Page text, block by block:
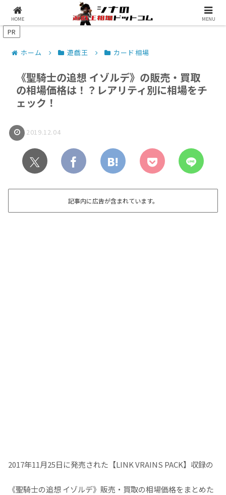
シナコムについて
PR
ホーム 遊戯王 カード相場
《聖騎士の追想 イゾルデ》の販売・買取
の相場価格は！？レアリティ別に相場をチ
ェック！
2019.12.04
記事内に広告が含まれています。
2017年11月25日に発売された【LINK VRAINS PACK】収録の
《聖騎士の追想 イゾルデ》販売・買取の相場価格をまとめた
HOME MENU